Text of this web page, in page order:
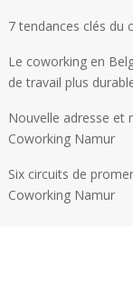
7 tendances clés du
Le coworking en
de travail plus
Nouvelle adresse et
Coworking Namur
Six circuits de
Coworking Namur